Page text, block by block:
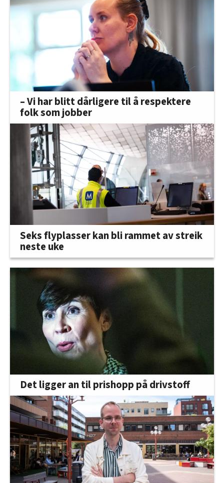
– Vi har blitt dårligere til å respektere
folk som jobber
Seks flyplasser kan bli rammet av streik
neste uke
Det ligger an til prishopp på drivstoff